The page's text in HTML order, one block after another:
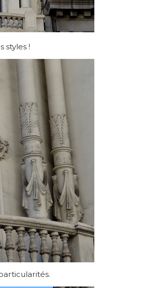
styles !